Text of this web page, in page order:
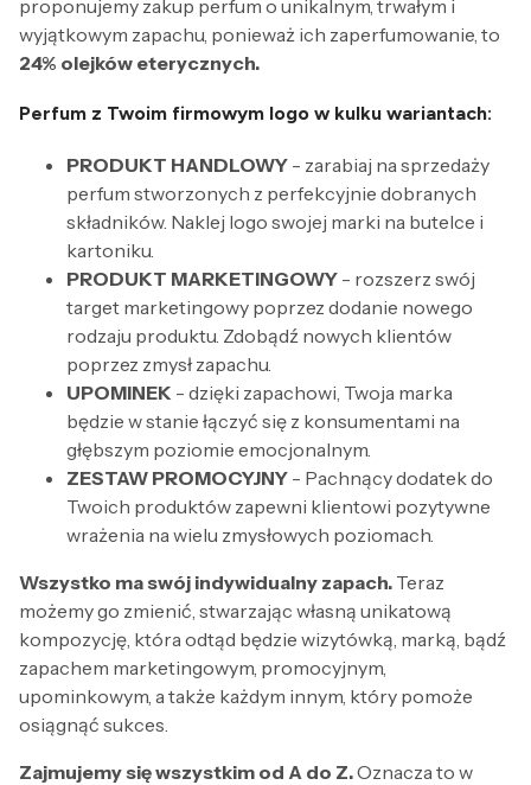
proponujemy zakup perfum o unikalnym, trwałym i
wyjątkowym zapachu, ponieważ ich zaperfumowanie, to
24% olejków eterycznych.
Perfum z Twoim firmowym logo w kulku wariantach:
PRODUKT HANDLOWY - zarabiaj na sprzedaży
perfum stworzonych z perfekcyjnie dobranych
składników. Naklej logo swojej marki na butelce i
kartoniku.
PRODUKT MARKETINGOWY - rozszerz swój
target marketingowy poprzez dodanie nowego
rodzaju produktu. Zdobądź nowych klientów
poprzez zmysł zapachu.
UPOMINEK - dzięki zapachowi, Twoja marka
będzie w stanie łączyć się z konsumentami na
głębszym poziomie emocjonalnym.
ZESTAW PROMOCYJNY - Pachnący dodatek do
Twoich produktów zapewni klientowi pozytywne
wrażenia na wielu zmysłowych poziomach.
Wszystko ma swój indywidualny zapach. Teraz
możemy go zmienić, stwarzając własną unikatową
kompozycję, która odtąd będzie wizytówką, marką, bądź
zapachem marketingowym, promocyjnym,
upominkowym, a także każdym innym, który pomoże
osiągnąć sukces.
Zajmujemy się wszystkim od A do Z.Oznacza to w